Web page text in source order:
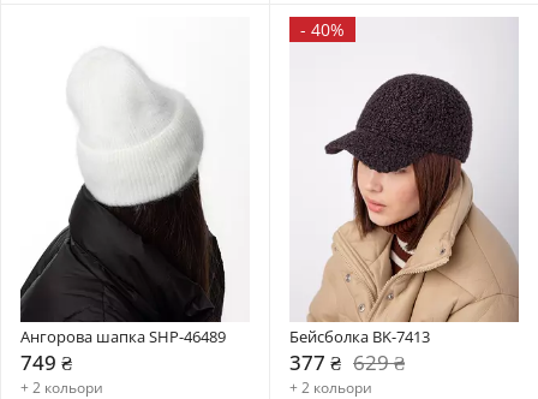
Ангорова шапка SHP-46489
749 ₴
+ 2 кольори
- 40%
Бейсболка BK-7413
377 ₴ 629 ₴
+ 2 кольори